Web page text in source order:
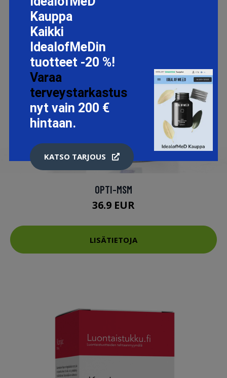
OPTI-MSM
36.9 EUR
LISÄTIETOJA
Kauppa
Kaikki
IdealofMeDin
tuotteet -20 %!
Varaa
terveystarkastus
nyt vain 200 €
hintaan.
KATSO TARJOUS